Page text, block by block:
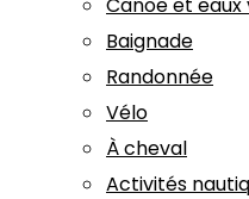
Baignade
Randonnée
Vélo
À cheval
Activités